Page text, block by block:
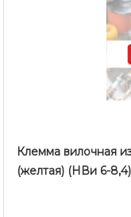
Клемма вилочная
(желтая) (НВи 6-